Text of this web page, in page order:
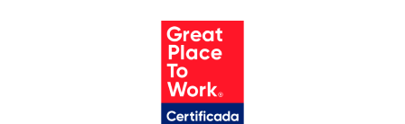
Códigos de Conduta Ética